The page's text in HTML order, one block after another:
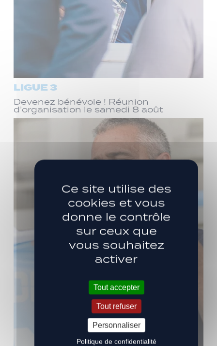
LIGUE 3
Devenez bénévole ! Réunion
d’organisation le samedi 8 août
Ce site utilise des
cookies et vous
donne le contrôle
sur ceux que
vous souhaitez
activer
Tout accepter
Tout refuser
Personnaliser
Politique de confidentialité